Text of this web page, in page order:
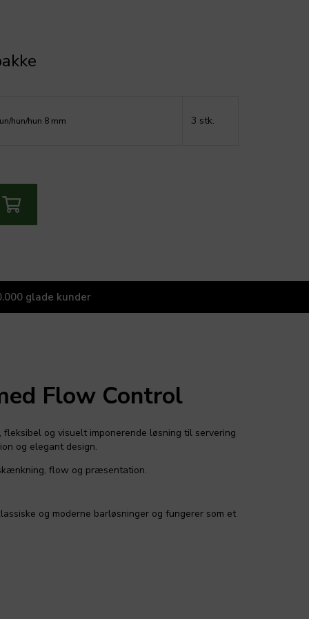
hun/hun 8 mm 3 stk.
glade kunder
Flow Control
og visuelt imponerende løsning til servering
og elegant design.
flow og præsentation.
og moderne barløsninger og fungerer som et